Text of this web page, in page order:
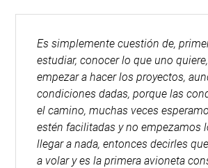
Es simplemente cuestión de,
estudiar, conocer lo que uno
empezar a hacer los proyectos,
condiciones dadas, porque las
el camino, muchas veces
estén facilitadas y no empezamos
llegar a nada, entonces decirles
a volar y es la primera avioneta